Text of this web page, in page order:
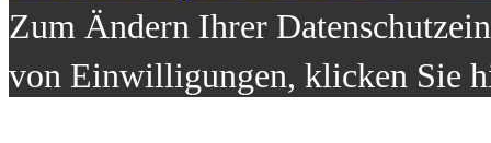
Zum Ändern Ihrer
von Einwilligungen, klicken Sie